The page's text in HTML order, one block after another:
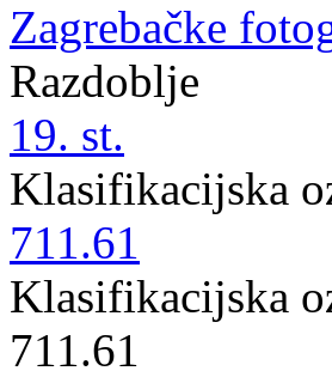
Zagrebačke
Razdoblje
19. st.
Klasifikacijska
711.61
Klasifikacijska
711.61